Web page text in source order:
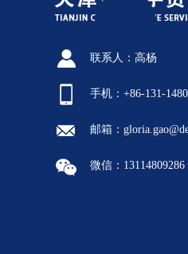
联系人：高杨
手机：+86-131-
邮箱：
微信：13114809286